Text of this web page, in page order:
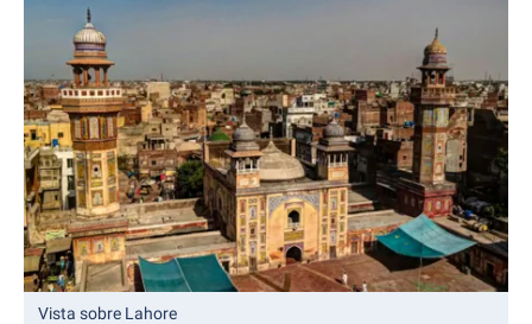
Vista sobre Lahore